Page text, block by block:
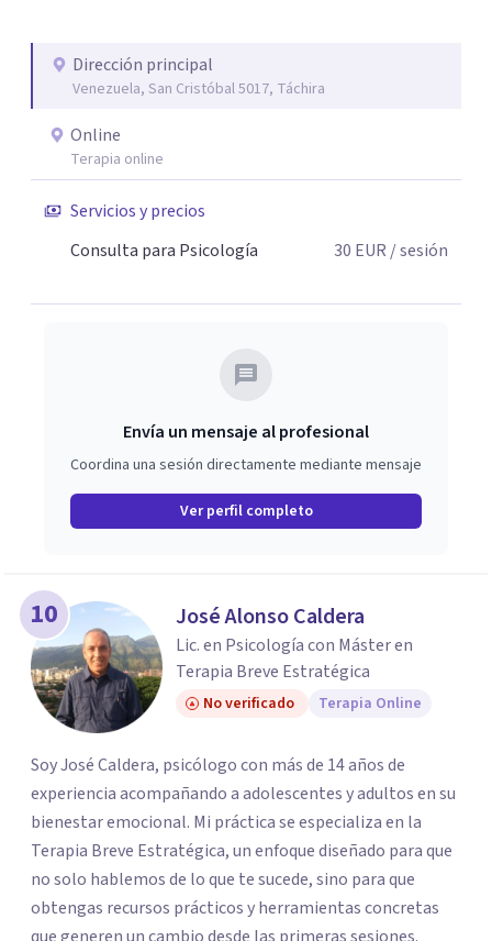
integral: desde la contención en crisis hasta el diseño de
tratamientos personalizados, mi meta es brindarte
herramientas reales para tu bienestar. 🫂 Mi formación
como Licenciada en Psicología, sumada a mis estudios en
psicopatología, psicología clínica, comunitaria y
psicoterapia Gestalt, me permite ofrecerte una atención
clínica sólida y actualizada. Estoy aquí para escucharte y
trabajar juntos en tu proceso de resignificación y
Dirección principal
Venezuela, San Cristóbal 5017, Táchira
Online
Terapia online
Servicios y precios
Consulta para Psicología
30 EUR / sesión
Envía un mensaje al profesional
Coordina una sesión directamente mediante mensaje
Ver perfil completo
10 José Alonso Caldera
Lic. en Psicología con Máster en
Terapia Breve Estratégica
No verificado Terapia Online
Soy José Caldera, psicólogo con más de 14 años de
experiencia acompañando a adolescentes y adultos en su
bienestar emocional. Mi práctica se especializa en la
Terapia Breve Estratégica, un enfoque diseñado para que
no solo hablemos de lo que te sucede, sino para que
obtengas recursos prácticos y herramientas concretas